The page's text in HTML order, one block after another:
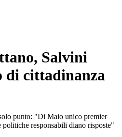
Salvini
di cittadinanza
punto: "Di Maio unico premier
responsabili diano risposte"